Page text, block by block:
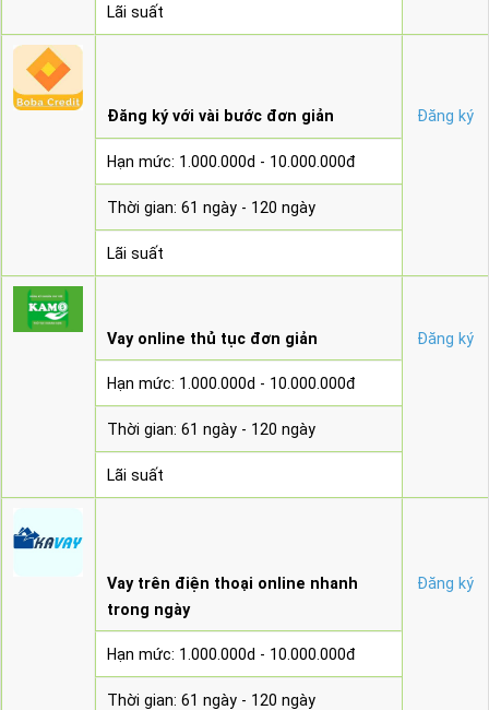
Lãi suất
Đăng ký với vài bước đơn giản Đăng ký
Hạn mức: 1.000.000d - 10.000.000đ
Thời gian: 61 ngày - 120 ngày
Lãi suất
Vay online thủ tục đơn giản Đăng ký
Hạn mức: 1.000.000d - 10.000.000đ
Thời gian: 61 ngày - 120 ngày
Lãi suất
Vay trên điện thoại online nhanh
trong ngày
Đăng ký
Hạn mức: 1.000.000d - 10.000.000đ
Thời gian: 61 ngày - 120 ngày